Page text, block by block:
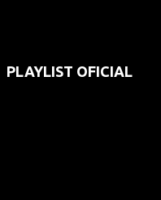
PLAYLIST OFICIAL